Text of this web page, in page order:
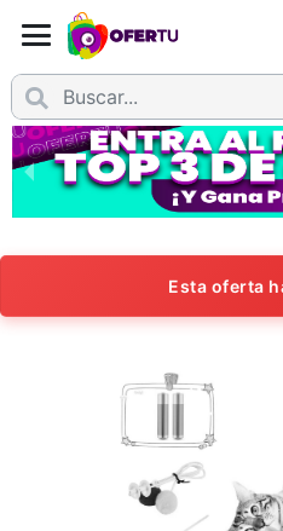
Esta oferta